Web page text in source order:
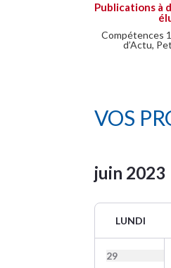
Publications à
Compétences
d’Actu,
VOS
juin 2023
LUNDI
29